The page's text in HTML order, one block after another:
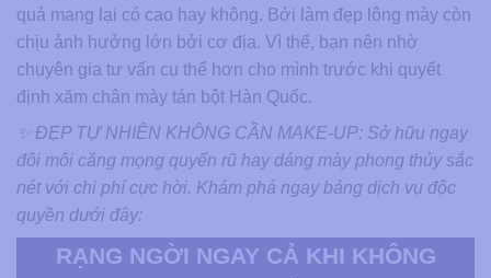
quả mang lại có cao hay không. Bởi làm đẹp lông mày còn
chịu ảnh hưởng lớn bởi cơ địa. Vì thế, bạn nên nhờ
chuyên gia tư vấn cụ thể hơn cho mình trước khi quyết
định xăm chân mày tán bột Hàn Quốc.
✨ ĐẸP TỰ NHIÊN KHÔNG CẦN MAKE-UP: Sở hữu ngay
đôi môi căng mọng quyến rũ hay dáng mày phong thủy sắc
nét với chi phí cực hời. Khám phá ngay bảng dịch vụ độc
quyền dưới đây:
RẠNG NGỜI NGAY CẢ KHI KHÔNG